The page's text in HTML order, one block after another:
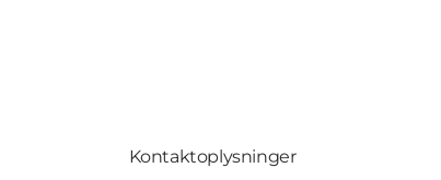
Kontaktoplysninger